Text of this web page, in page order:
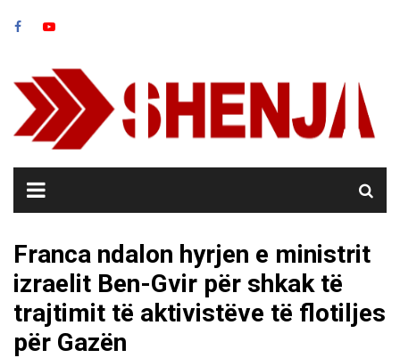
Franca ndalon hyrjen e ministrit
izraelit Ben-Gvir për shkak të
trajtimit të aktivistëve të flotiljes
për Gazën